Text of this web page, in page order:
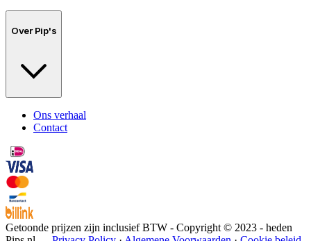
Over Pip's
Ons verhaal
Contact
Getoonde prijzen zijn inclusief BTW - Copyright © 2023 - heden